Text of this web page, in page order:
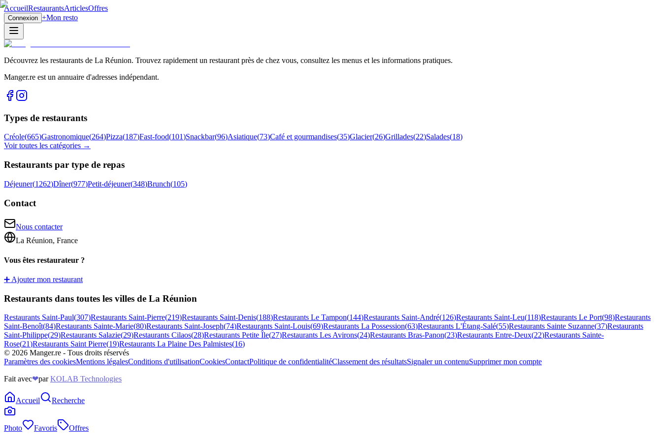
AccueilRestaurantsArticlesOffres
Connexion +Mon resto
Découvrez les restaurants de La Réunion. Trouvez rapidement un restaurant près de chez vous, consultez les menus et les informations pratiques.
Manger.re est un annuaire d'adresses indépendant.
Types de restaurants
Créole(665)Gastronomique(264)Pizza(187)Fast-food(101)Snackbar(96)Asiatique(73)Café et gourmandises(35)Glacier(26)Grillades(22)Salades(18)
Voir toutes les catégories →
Restaurants par type de repas
Déjeuner(1262)Dîner(977)Petit-déjeuner(348)Brunch(105)
Contact
Nous contacter
La Réunion, France
Vous êtes restaurateur ?
➕ Ajouter mon restaurant
Restaurants dans toutes les villes de La Réunion
Restaurants Saint-Paul(307)Restaurants Saint-Pierre(219)Restaurants Saint-Denis(188)Restaurants Le Tampon(144)Restaurants Saint-André(126)Restaurants Saint-Leu(118)Restaurants Le Port(98)Restaurants
Saint-Benoît(84)Restaurants Sainte-Marie(80)Restaurants Saint-Joseph(74)Restaurants Saint-Louis(69)Restaurants La Possession(63)Restaurants L'Étang-Salé(55)Restaurants Sainte Suzanne(37)Restaurants
Saint-Philippe(29)Restaurants Salazie(29)Restaurants Cilaos(28)Restaurants Petite Île(27)Restaurants Les Avirons(24)Restaurants Bras-Panon(23)Restaurants Entre-Deux(22)Restaurants Sainte-
Rose(21)Restaurants Saint Pierre(19)Restaurants La Plaine Des Palmistes(16)
© 2026 Manger.re - Tous droits réservés
Paramètres des cookiesMentions légalesConditions d'utilisationCookiesContactPolitique de confidentialitéClassement des résultatsSignaler un contenuSupprimer mon compte
Fait avec❤par KOLAB Technologies
Accueil Recherche
Photo Favoris Offres